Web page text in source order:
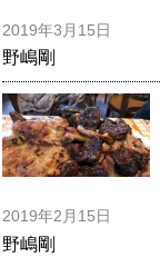
2019年3月15日
野嶋剛
2019年2月15日
野嶋剛